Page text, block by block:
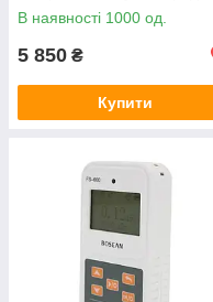
з акумулятором, Black
В наявності 1000 од.
5 850 ₴
Купити